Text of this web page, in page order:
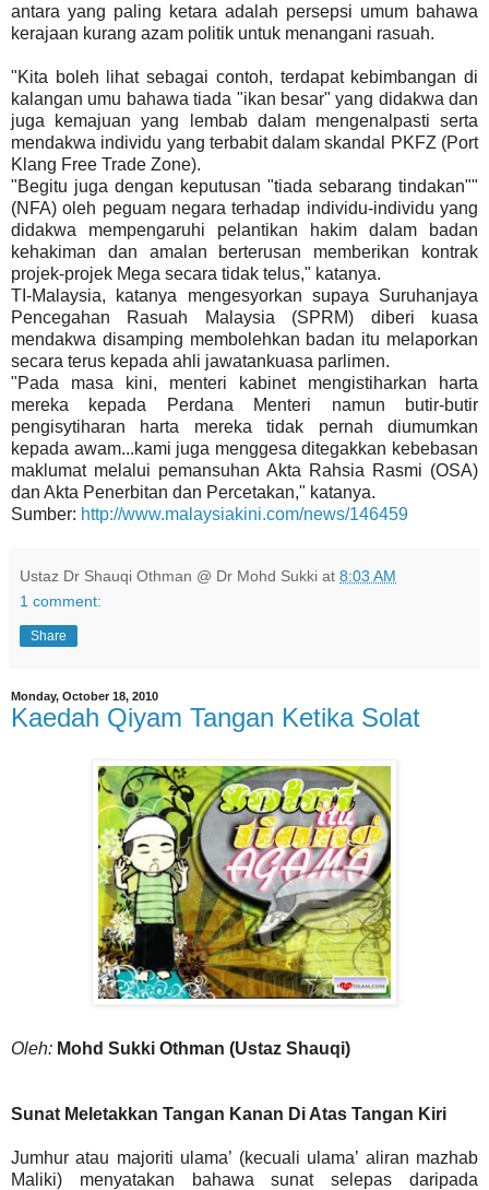
antara yang paling ketara adalah persepsi umum bahawa
kerajaan kurang azam politik untuk menangani rasuah.
"Kita boleh lihat sebagai contoh, terdapat kebimbangan di
kalangan umu bahawa tiada "ikan besar" yang didakwa dan
juga kemajuan yang lembab dalam mengenalpasti serta
mendakwa individu yang terbabit dalam skandal PKFZ (Port
Klang Free Trade Zone).
"Begitu juga dengan keputusan "tiada sebarang tindakan""
(NFA) oleh peguam negara terhadap individu-individu yang
didakwa mempengaruhi pelantikan hakim dalam badan
kehakiman dan amalan berterusan memberikan kontrak
projek-projek Mega secara tidak telus," katanya.
TI-Malaysia, katanya mengesyorkan supaya Suruhanjaya
Pencegahan Rasuah Malaysia (SPRM) diberi kuasa
mendakwa disamping membolehkan badan itu melaporkan
secara terus kepada ahli jawatankuasa parlimen.
"Pada masa kini, menteri kabinet mengistiharkan harta
mereka kepada Perdana Menteri namun butir-butir
pengisytiharan harta mereka tidak pernah diumumkan
kepada awam...kami juga menggesa ditegakkan kebebasan
maklumat melalui pemansuhan Akta Rahsia Rasmi (OSA)
dan Akta Penerbitan dan Percetakan," katanya.
Sumber: http://www.malaysiakini.com/news/146459
Ustaz Dr Shauqi Othman @ Dr Mohd Sukki at 8:03 AM
1 comment:
Share
Monday, October 18, 2010
Kaedah Qiyam Tangan Ketika Solat
Oleh: Mohd Sukki Othman (Ustaz Shauqi)
Sunat Meletakkan Tangan Kanan Di Atas Tangan Kiri
Jumhur atau majoriti ulama’ (kecuali ulama’ aliran mazhab
Maliki) menyatakan bahawa sunat selepas daripada